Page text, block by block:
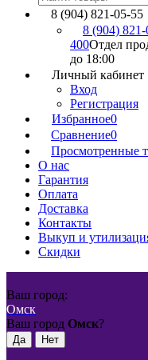
8 (904) 821-05-55
8 (904)
400Отдел
до 18:00
Личный кабинет
Вход
Регистрация
Избранное0
Сравнение0
Просмотренные
О нас
Гарантия
Оплата
Доставка
Контакты
Выкуп и
Скидки
Ваш город:
Омск
Ваш город Омск?